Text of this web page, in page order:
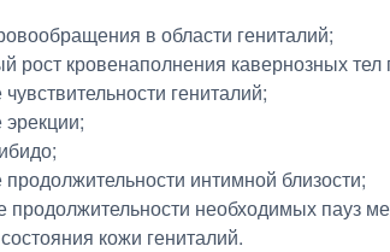
в области гениталий;
рост кровенаполнения кавернозных тел
гениталий;
интимной близости;
продолжительности необходимых пауз
кожи гениталий.